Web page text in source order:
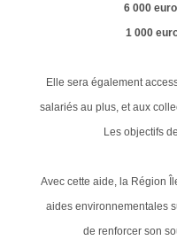
6 000
1 000
Elle sera également
salariés au plus, et aux
Les objectifs
Avec cette aide, la Région
aides environnementales
de renforcer son